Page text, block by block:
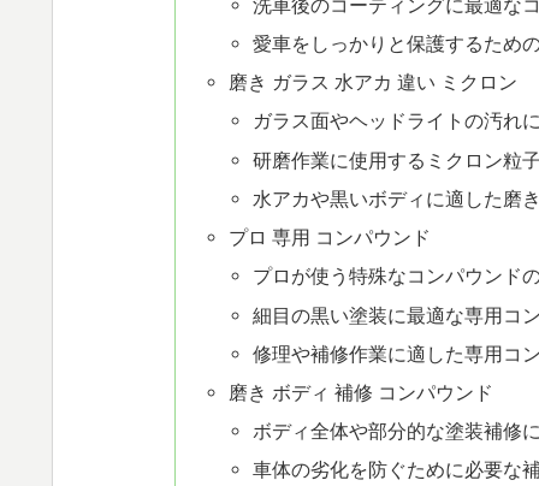
洗車後のコーティングに最適な
愛車をしっかりと保護するため
磨き ガラス 水アカ 違い ミクロン
ガラス面やヘッドライトの汚れ
研磨作業に使用するミクロン粒
水アカや黒いボディに適した磨
プロ 専用 コンパウンド
プロが使う特殊なコンパウンド
細目の黒い塗装に最適な専用コ
修理や補修作業に適した専用コ
磨き ボディ 補修 コンパウンド
ボディ全体や部分的な塗装補修
車体の劣化を防ぐために必要な